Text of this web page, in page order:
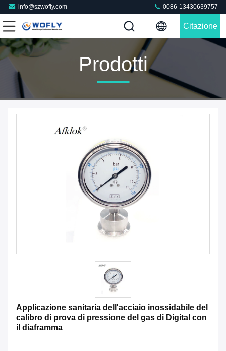
info@szwofly.com 0086-13430639757
Citazione
Prodotti
Applicazione sanitaria dell'acciaio inossidabile del
calibro di prova di pressione del gas di Digital con
il diaframma